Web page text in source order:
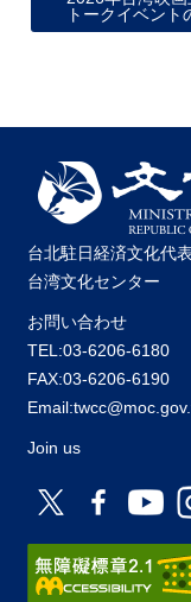
トークイベント
台北駐日経済文化代
台湾文化センター
お問い合わせ
TEL:03-6206-6180
FAX:03-6206-6190
Join us